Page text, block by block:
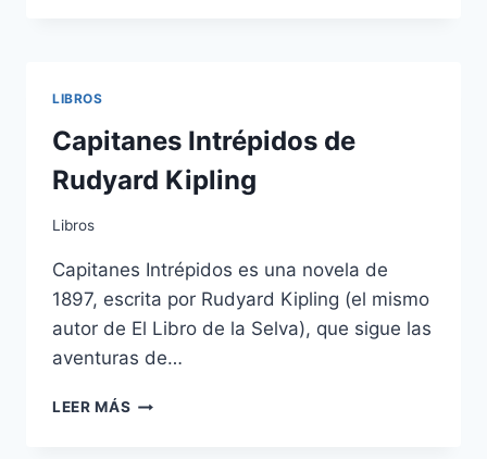
LIBROS
Capitanes Intrépidos de
Rudyard Kipling
Libros
Capitanes Intrépidos es una novela de
1897, escrita por Rudyard Kipling (el mismo
autor de El Libro de la Selva), que sigue las
aventuras de…
LEER MÁS CAPITANES